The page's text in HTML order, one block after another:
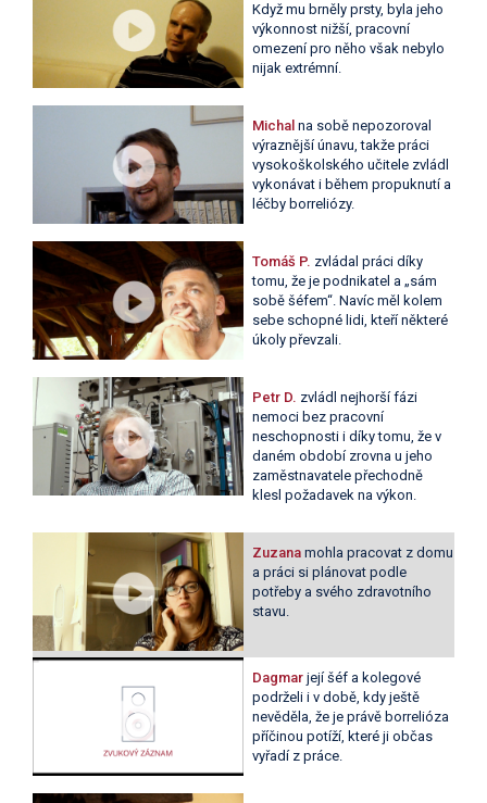
Když mu brněly prsty, byla jeho
výkonnost nižší, pracovní
omezení pro něho však nebylo
nijak extrémní.
Michal na sobě nepozoroval
výraznější únavu, takže práci
vysokoškolského učitele zvládl
vykonávat i během propuknutí a
léčby borreliózy.
Tomáš P. zvládal práci díky
tomu, že je podnikatel a „sám
sobě šéfem“. Navíc měl kolem
sebe schopné lidi, kteří některé
úkoly převzali.
Petr D. zvládl nejhorší fázi
nemoci bez pracovní
neschopnosti i díky tomu, že v
daném období zrovna u jeho
zaměstnavatele přechodně
klesl požadavek na výkon.
Zuzana mohla pracovat z domu
a práci si plánovat podle
potřeby a svého zdravotního
stavu.
Dagmar její šéf a kolegové
podrželi i v době, kdy ještě
nevěděla, že je právě borrelióza
příčinou potíží, které ji občas
vyřadí z práce.